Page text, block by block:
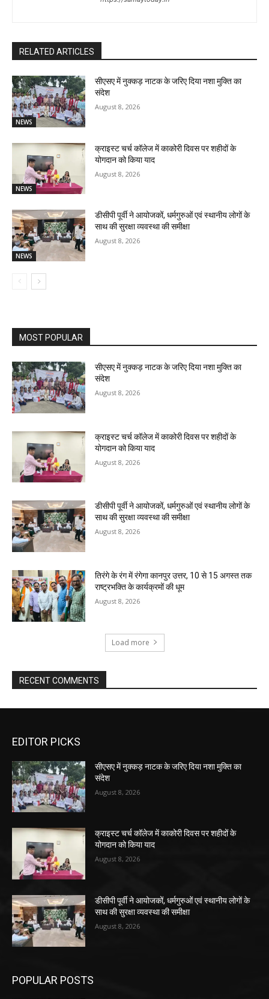
RELATED ARTICLES
NEWS
सीएसए में नुक्कड़ नाटक के जरिए दिया नशा मुक्ति का
संदेश
August 8, 2026
NEWS
क्राइस्ट चर्च कॉलेज में काकोरी दिवस पर शहीदों के
योगदान को किया याद
August 8, 2026
NEWS
डीसीपी पूर्वी ने आयोजकों, धर्मगुरुओं एवं स्थानीय लोगों के
साथ की सुरक्षा व्यवस्था की समीक्षा
August 8, 2026
MOST POPULAR
सीएसए में नुक्कड़ नाटक के जरिए दिया नशा मुक्ति का
संदेश
August 8, 2026
क्राइस्ट चर्च कॉलेज में काकोरी दिवस पर शहीदों के
योगदान को किया याद
August 8, 2026
डीसीपी पूर्वी ने आयोजकों, धर्मगुरुओं एवं स्थानीय लोगों के
साथ की सुरक्षा व्यवस्था की समीक्षा
August 8, 2026
तिरंगे के रंग में रंगेगा कानपुर उत्तर, 10 से 15 अगस्त तक
राष्ट्रभक्ति के कार्यक्रमों की धूम
August 8, 2026
Load more
RECENT COMMENTS
EDITOR PICKS
सीएसए में नुक्कड़ नाटक के जरिए दिया नशा मुक्ति का
संदेश
August 8, 2026
क्राइस्ट चर्च कॉलेज में काकोरी दिवस पर शहीदों के
योगदान को किया याद
August 8, 2026
डीसीपी पूर्वी ने आयोजकों, धर्मगुरुओं एवं स्थानीय लोगों के
साथ की सुरक्षा व्यवस्था की समीक्षा
August 8, 2026
POPULAR POSTS